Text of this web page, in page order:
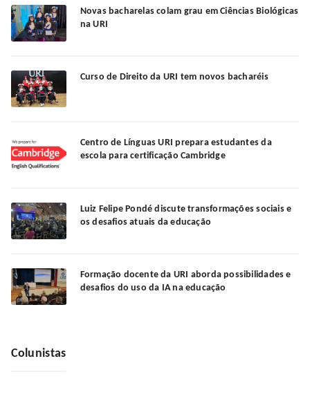
Novas bacharelas colam grau em Ciências Biológicas
na URI
Curso de Direito da URI tem novos bacharéis
Centro de Línguas URI prepara estudantes da
escola para certificação Cambridge
Luiz Felipe Pondé discute transformações sociais e
os desafios atuais da educação
Formação docente da URI aborda possibilidades e
desafios do uso da IA na educação
Colunistas